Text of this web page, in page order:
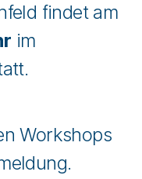
findet am
im
Workshops